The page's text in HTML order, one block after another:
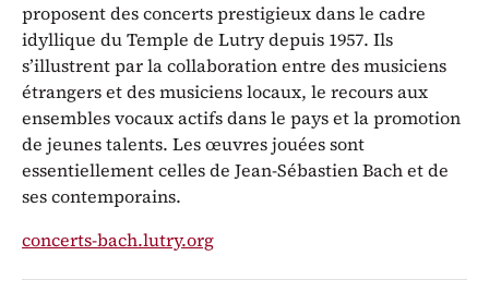
proposent des concerts prestigieux dans le cadre
idyllique du Temple de Lutry depuis 1957. Ils
s’illustrent par la collaboration entre des musiciens
étrangers et des musiciens locaux, le recours aux
ensembles vocaux actifs dans le pays et la promotion
de jeunes talents. Les œuvres jouées sont
essentiellement celles de Jean-Sébastien Bach et de
ses contemporains.
concerts-bach.lutry.org